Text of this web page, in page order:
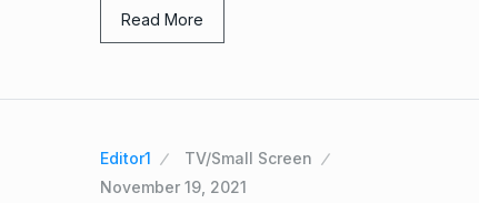
Read More
Editor1
TV/Small Screen
November 19, 2021